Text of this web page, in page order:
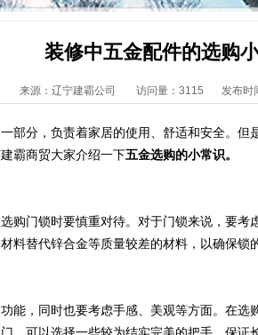
装修中五金配件的选购
来源：辽宁建霸公司 访问量：3115 发布时
分，负责着家居的使用、舒适和安全。但
霸商贸大家介绍一下五金选购的小常识。
门锁时要慎重对待。对于门锁来说，要考
料替代锌合金等质量较差的材料，以确保锁
，同时也要考虑手感、美观等方面。在选